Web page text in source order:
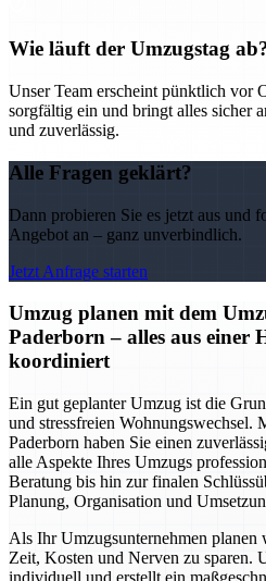
Wie läuft der Umzugstag
Unser Team erscheint pünktlich vor
sorgfältig ein und bringt alles sicher
und zuverlässig.
Alle Fragen geklärt?
Dann probieren Sie es jetzt aus und
Angebot an – ganz unverbindlich.
Jetzt Anfrage starten
Umzug planen mit dem
Paderborn – alles aus einer
koordiniert
Ein gut geplanter Umzug ist die
und stressfreien Wohnungswechsel.
Paderborn haben Sie einen
alle Aspekte Ihres Umzugs
Beratung bis hin zur finalen
Planung, Organisation und
Als Ihr Umzugsunternehmen
Zeit, Kosten und Nerven zu sparen.
individuell und erstellt ein